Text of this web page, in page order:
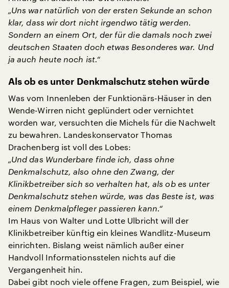
„Uns war natürlich von der ersten Sekunde an schon
klar, dass wir dort nicht irgendwo tätig werden.
Sondern an einem Ort, der für die damals noch zwei
deutschen Staaten doch etwas Besonderes war. Und
ja auch heute noch ist.“
Als ob es unter Denkmalschutz stehen würde
Was vom Innenleben der Funktionärs-Häuser in den
Wende-Wirren nicht geplündert oder vernichtet
worden war, versuchten die Michels für die Nachwelt
zu bewahren. Landeskonservator Thomas
Drachenberg ist voll des Lobes:
„Und das Wunderbare finde ich, dass ohne
Denkmalschutz, also ohne den Zwang, der
Klinikbetreiber sich so verhalten hat, als ob es unter
Denkmalschutz stehen würde, was das Beste ist, was
einem Denkmalpfleger passieren kann.“
Im Haus von Walter und Lotte Ulbricht will der
Klinikbetreiber künftig ein kleines Wandlitz-Museum
einrichten. Bislang weist nämlich außer einer
Handvoll Informationsstelen nichts auf die
Vergangenheit hin.
Dabei gibt noch viele offene Fragen, zum Beispiel, wie